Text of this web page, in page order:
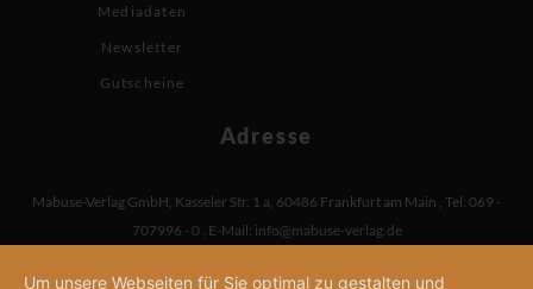
Mediadaten
Newsletter
Gutscheine
Adresse
Mabuse-Verlag GmbH, Kasseler Str. 1 a, 60486 Frankfurt am Main , Tel: 069 -
707996 - 0 , E-Mail: info@mabuse-verlag.de
Um unsere Webseiten für Sie optimal zu gestalten und